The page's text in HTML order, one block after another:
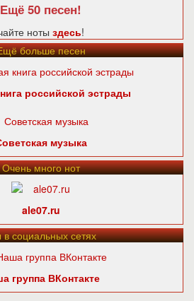
Ещё 50 песен!
ноты здесь!
больше песен
российской эстрады
музыка
Очень много нот
ale07.ru
социальных сетях
группа ВКонтакте